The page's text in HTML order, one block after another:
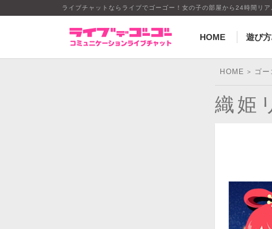
ライブチャットならライブでゴーゴー！女の子の部屋から24時間リ
HOME 遊び
HOME > ゴ
織姫